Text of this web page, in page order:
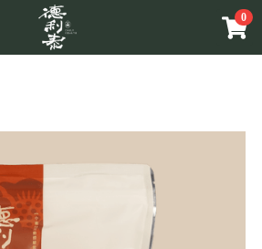
0
×
商品分類